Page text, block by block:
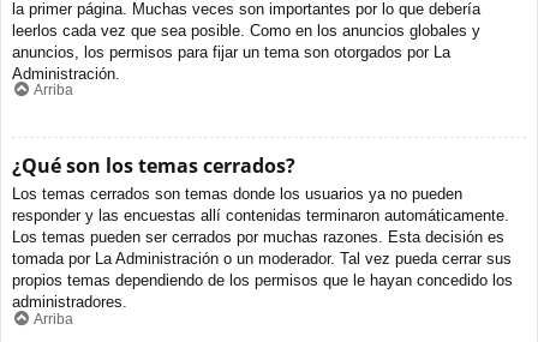
la primer página. Muchas veces son importantes por lo que debería
leerlos cada vez que sea posible. Como en los anuncios globales y
anuncios, los permisos para fijar un tema son otorgados por La
Administración.
Arriba
¿Qué son los temas cerrados?
Los temas cerrados son temas donde los usuarios ya no pueden
responder y las encuestas allí contenidas terminaron automáticamente.
Los temas pueden ser cerrados por muchas razones. Esta decisión es
tomada por La Administración o un moderador. Tal vez pueda cerrar sus
propios temas dependiendo de los permisos que le hayan concedido los
administradores.
Arriba